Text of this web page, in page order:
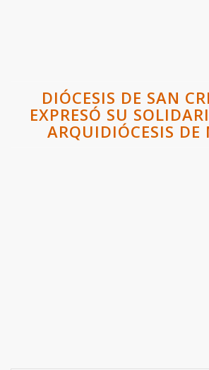
DIÓCESIS DE SAN
EXPRESÓ SU
ARQUIDIÓCESIS DE